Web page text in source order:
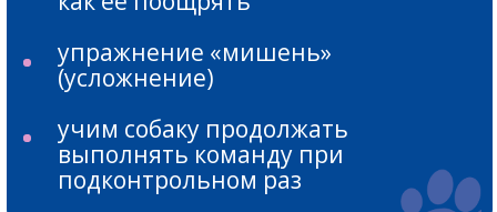
РЕЗУЛЬТАТОМ
ВАШЕГО ОБУЧЕНИЯ
СТАНЕТ: